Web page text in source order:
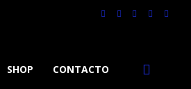
SHOP CONTACTO